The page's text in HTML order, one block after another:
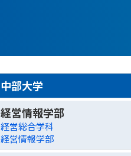
中部大学
経営情報学部
経営総合学科
経営情報学部